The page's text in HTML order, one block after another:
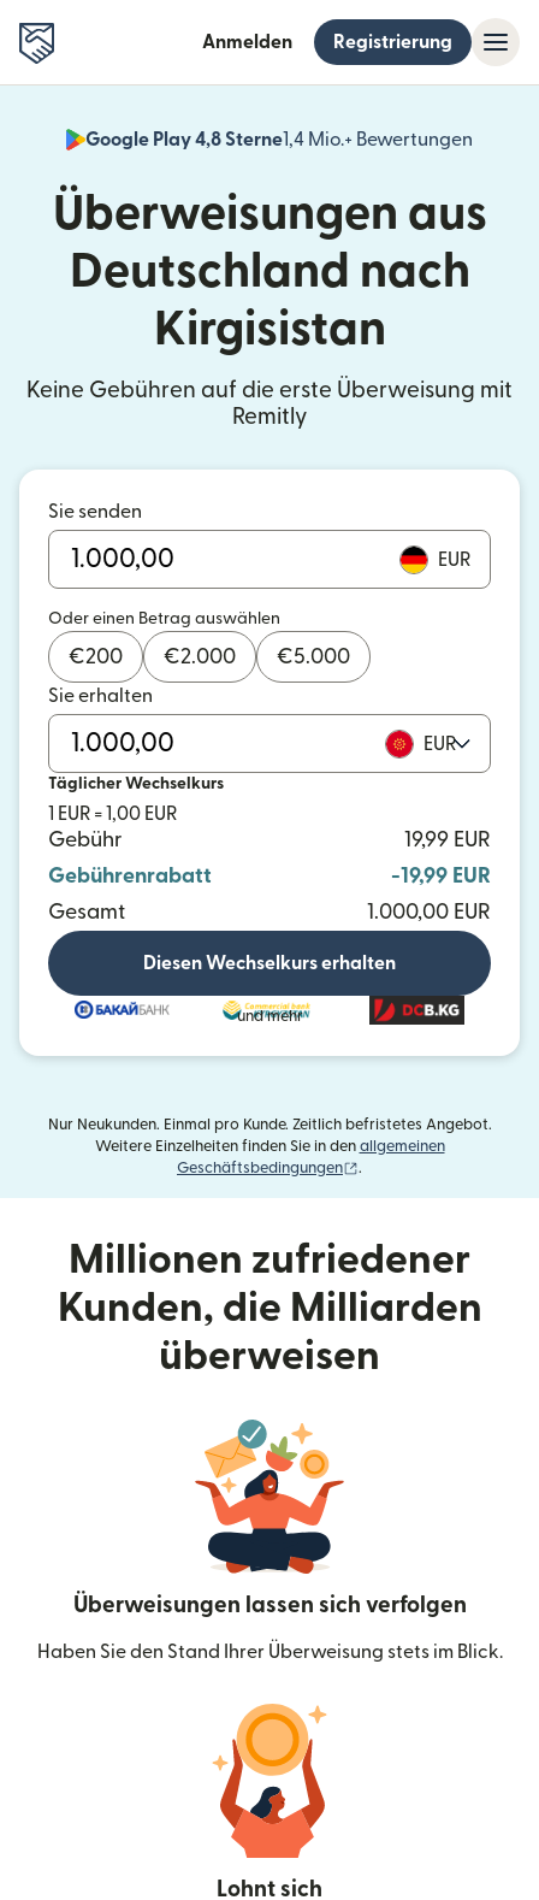
Anmelden Registrierung
Google Play 4,8 Sterne1,4 Mio.+ Bewertungen
Überweisungen aus
Deutschland nach
Kirgisistan
Keine Gebühren auf die erste Überweisung mit
Remitly
Sie senden
EUR
Oder einen Betrag auswählen
€200 €2.000 €5.000
Sie erhalten
EUR
Täglicher Wechselkurs
1 EUR = 1,00 EUR
Gebühr
19,99 EUR
Gebührenrabatt
-19,99 EUR
Gesamt
1.000,00 EUR
Diesen Wechselkurs erhalten
und mehr
Nur Neukunden. Einmal pro Kunde. Zeitlich befristetes Angebot.
Weitere Einzelheiten finden Sie in den allgemeinen
Geschäftsbedingungen
.
Millionen zufriedener
Kunden, die Milliarden
überweisen
Überweisungen lassen sich verfolgen
Haben Sie den Stand Ihrer Überweisung stets im Blick.
Lohnt sich